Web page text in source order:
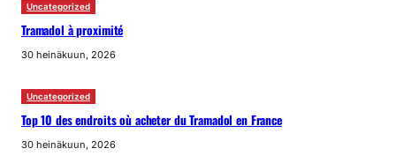
Uncategorized
Tramadol à proximité
30 heinäkuun, 2026
Uncategorized
Top 10 des endroits où acheter du Tramadol en France
30 heinäkuun, 2026